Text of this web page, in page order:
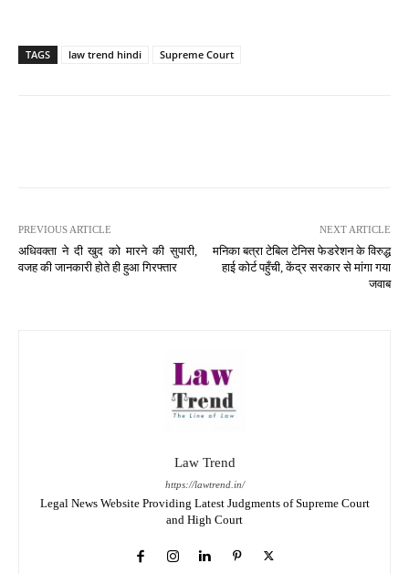
TAGS law trend hindi Supreme Court
PREVIOUS ARTICLE
अधिवक्ता ने दी खुद को मारने की सुपारी,
वजह की जानकारी होते ही हुआ गिरफ्तार
NEXT ARTICLE
मनिका बत्रा टेबिल टेनिस फेडरेशन के विरुद्ध
हाई कोर्ट पहुँची, केंद्र सरकार से मांगा गया
जवाब
Law Trend
https://lawtrend.in/
Legal News Website Providing Latest Judgments of Supreme Court
and High Court